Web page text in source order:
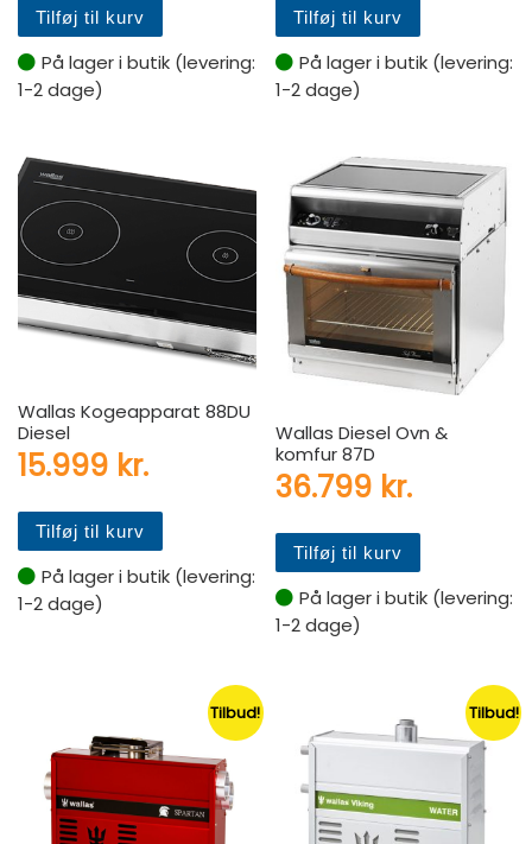
Tilføj til kurv
På lager i butik (levering:
1-2 dage)
Tilføj til kurv
På lager i butik (levering:
1-2 dage)
Wallas Kogeapparat 88DU
Diesel
15.999 kr.
Tilføj til kurv
På lager i butik (levering:
1-2 dage)
Wallas Diesel Ovn &
komfur 87D
36.799 kr.
Tilføj til kurv
På lager i butik (levering:
1-2 dage)
Tilbud! Tilbud!